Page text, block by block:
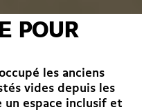
POUR
les anciens
vides depuis les
un espace inclusif et